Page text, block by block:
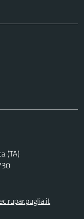
(TA)